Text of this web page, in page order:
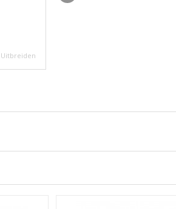
Uitbreiden